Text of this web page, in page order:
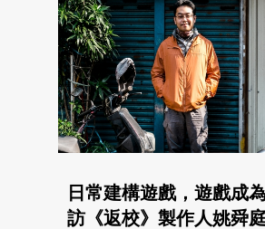
日常建構遊戲，遊戲成
訪《返校》製作人姚舜